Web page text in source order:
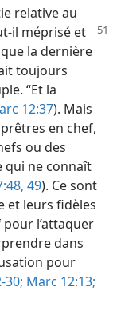
relative au
​il méprisé et
la dernière
toujours
“Et la
12:37). Mais
en chef,
ou des
qui ne connaît
49). Ce sont
et leurs fidèles
l’attaquer
dans
pour
30; Marc 12:13;